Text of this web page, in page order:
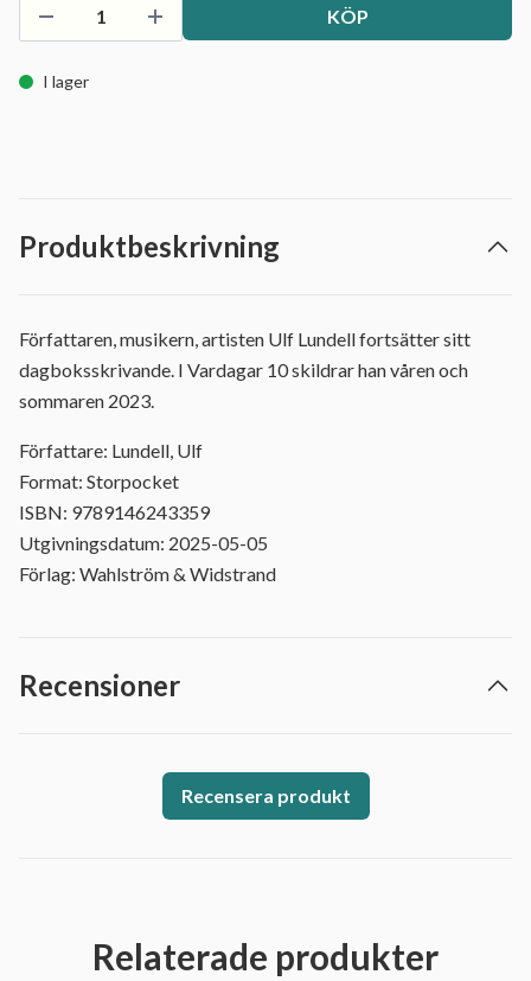
KÖP
I lager
Produktbeskrivning
Författaren, musikern, artisten Ulf Lundell fortsätter sitt
dagboksskrivande. I Vardagar 10 skildrar han våren och
sommaren 2023.
Författare: Lundell, Ulf
Format: Storpocket
ISBN: 9789146243359
Utgivningsdatum: 2025-05-05
Förlag: Wahlström & Widstrand
Recensioner
Recensera produkt
Relaterade produkter